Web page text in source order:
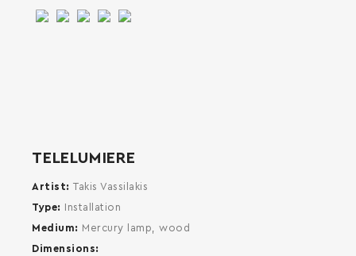
TELELUMIERE
Artist
Takis Vassilakis
Type
Installation
Medium
Mercury lamp, wood
Dimensions